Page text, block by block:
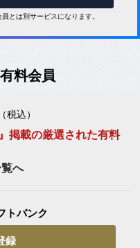
とは別サービスになります。
料会員
（税込）
掲載の厳選された有料
へ
トバンク
録